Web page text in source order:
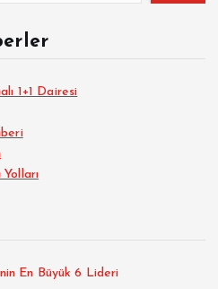
1+1 Dairesi
En Büyük 6 Lideri